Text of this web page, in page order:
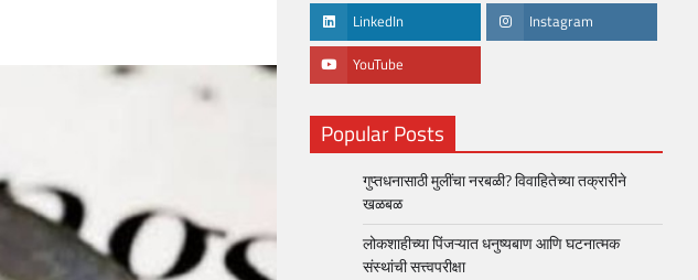
LinkedIn Instagram
YouTube
Popular Posts
गुप्तधनासाठी मुलींचा नरबळी? विवाहितेच्या तक्रारीने
खळबळ
लोकशाहीच्या पिंजऱ्यात धनुष्यबाण आणि घटनात्मक
संस्थांची सत्त्वपरीक्षा